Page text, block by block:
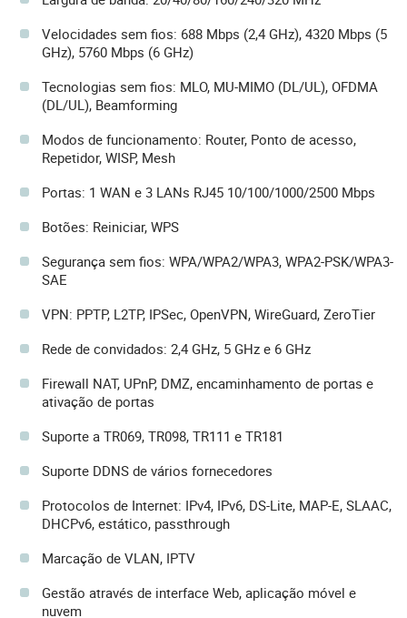
Velocidades sem fios: 688 Mbps (2,4 GHz), 4320 Mbps (5
GHz), 5760 Mbps (6 GHz)
Tecnologias sem fios: MLO, MU-MIMO (DL/UL), OFDMA
(DL/UL), Beamforming
Modos de funcionamento: Router, Ponto de acesso,
Repetidor, WISP, Mesh
Portas: 1 WAN e 3 LANs RJ45 10/100/1000/2500 Mbps
Botões: Reiniciar, WPS
Segurança sem fios: WPA/WPA2/WPA3, WPA2-PSK/WPA3-
SAE
VPN: PPTP, L2TP, IPSec, OpenVPN, WireGuard, ZeroTier
Rede de convidados: 2,4 GHz, 5 GHz e 6 GHz
Firewall NAT, UPnP, DMZ, encaminhamento de portas e
ativação de portas
Suporte a TR069, TR098, TR111 e TR181
Suporte DDNS de vários fornecedores
Protocolos de Internet: IPv4, IPv6, DS-Lite, MAP-E, SLAAC,
DHCPv6, estático, passthrough
Marcação de VLAN, IPTV
Gestão através de interface Web, aplicação móvel e
nuvem